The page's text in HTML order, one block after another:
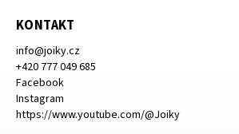
KONTAKT
info@joiky.cz
+420 777 049 685
Facebook
Instagram
https://www.youtube.com/@Joiky